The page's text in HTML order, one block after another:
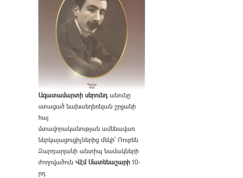
Ազատամարտի սերունդանունը
ստացած նախաեղեռնյան շրջանի
հայ
մտավորականության ամենավառ
ներկայացուցիչներից մեկի՝ Ռուբեն
Զարդարյանի անտիպ նամակների
ժողովածուն Վէմ Մատենաշարի 10-
րդ